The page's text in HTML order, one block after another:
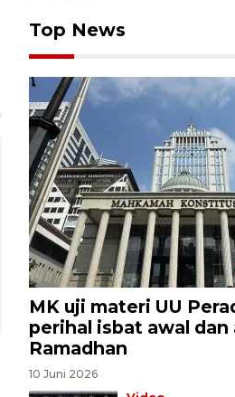
Top News
MK uji materi UU
perihal isbat awal dan
Ramadhan
10 Juni 2026